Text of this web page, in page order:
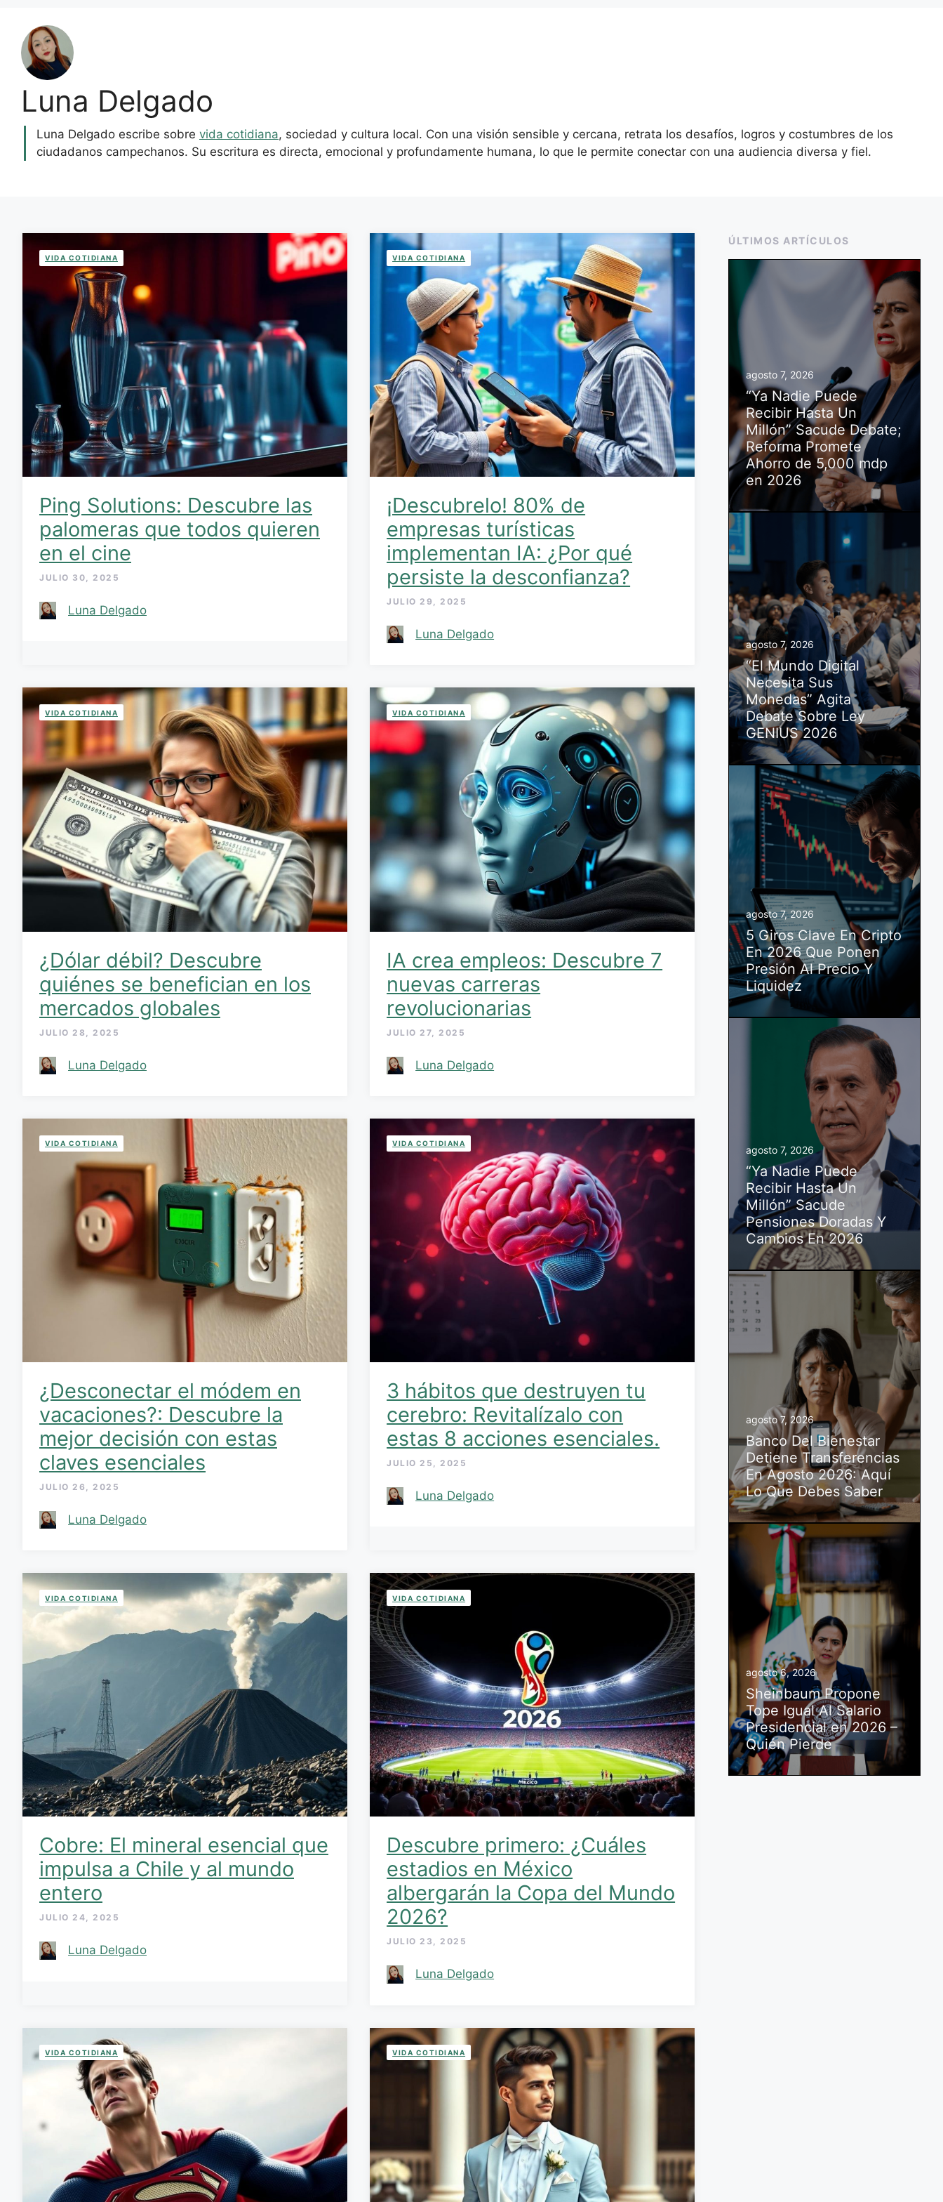
Luna Delgado
Luna Delgado escribe sobre vida cotidiana, sociedad y cultura local. Con una visión sensible y cercana, retrata los desafíos, logros y costumbres de los
ciudadanos campechanos. Su escritura es directa, emocional y profundamente humana, lo que le permite conectar con una audiencia diversa y fiel.
VIDA COTIDIANA
Ping Solutions: Descubre las
palomeras que todos quieren
en el cine
JULIO 30, 2025
Luna Delgado
VIDA COTIDIANA
¡Descubrelo! 80% de
empresas turísticas
implementan IA: ¿Por qué
persiste la desconfianza?
JULIO 29, 2025
Luna Delgado
VIDA COTIDIANA
¿Dólar débil? Descubre
quiénes se benefician en los
mercados globales
JULIO 28, 2025
Luna Delgado
VIDA COTIDIANA
IA crea empleos: Descubre 7
nuevas carreras
revolucionarias
JULIO 27, 2025
Luna Delgado
VIDA COTIDIANA
¿Desconectar el módem en
vacaciones?: Descubre la
mejor decisión con estas
claves esenciales
JULIO 26, 2025
Luna Delgado
VIDA COTIDIANA
3 hábitos que destruyen tu
cerebro: Revitalízalo con
estas 8 acciones esenciales.
JULIO 25, 2025
Luna Delgado
VIDA COTIDIANA
Cobre: El mineral esencial que
impulsa a Chile y al mundo
entero
JULIO 24, 2025
Luna Delgado
VIDA COTIDIANA
Descubre primero: ¿Cuáles
estadios en México
albergarán la Copa del Mundo
2026?
JULIO 23, 2025
Luna Delgado
VIDA COTIDIANA VIDA COTIDIANA
ÚLTIMOS ARTÍCULOS
agosto 7, 2026
“Ya Nadie Puede
Recibir Hasta Un
Millón” Sacude Debate;
Reforma Promete
Ahorro de 5,000 mdp
en 2026
agosto 7, 2026
“El Mundo Digital
Necesita Sus
Monedas” Agita
Debate Sobre Ley
GENIUS 2026
agosto 7, 2026
5 Giros Clave En Cripto
En 2026 Que Ponen
Presión Al Precio Y
Liquidez
agosto 7, 2026
“Ya Nadie Puede
Recibir Hasta Un
Millón” Sacude
Pensiones Doradas Y
Cambios En 2026
agosto 7, 2026
Banco Del Bienestar
Detiene Transferencias
En Agosto 2026: Aquí
Lo Que Debes Saber
agosto 6, 2026
Sheinbaum Propone
Tope Igual Al Salario
Presidencial en 2026 –
Quién Pierde